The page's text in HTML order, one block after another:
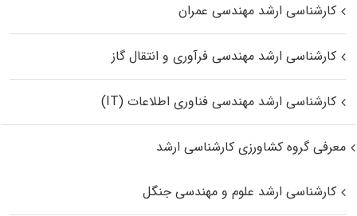
کارشناسی ارشد مهندسی عمران
کارشناسی ارشد مهندسی فرآوری و انتقال گاز
کارشناسی ارشد مهندسی فناوری اطلاعات (IT)
معرفی گروه کشاورزی کارشناسی ارشد
کارشناسی ارشد علوم و مهندسی جنگل